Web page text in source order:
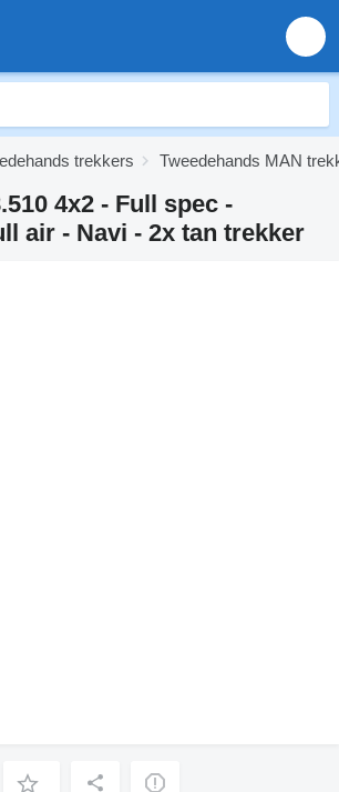
trekkers Tweedehands MAN
4x2 - Full spec -
air - Navi - 2x tan trekker